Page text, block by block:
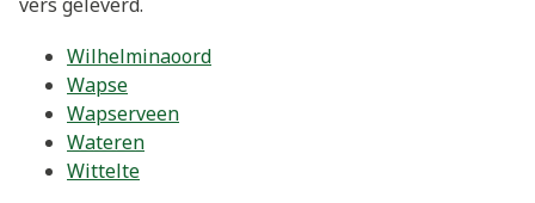
Wilhelminaoord
Wapse
Wapserveen
Wateren
Wittelte